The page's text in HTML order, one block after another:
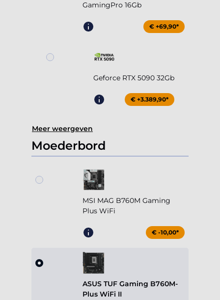
GamingPro 16Gb
€ +69,90*
Geforce RTX 5090 32Gb
€ +3.389,90*
Meer weergeven
Moederbord
MSI MAG B760M Gaming
Plus WiFi
€ -10,00*
ASUS TUF Gaming B760M-
Plus WiFi II